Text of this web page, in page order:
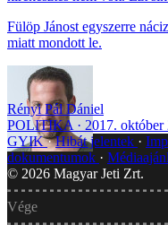
Fülöp Jánost egyszerre
miatt mondott le.
Rényi Pál Dániel
POLITIKA
2017. október
GYIK Hibát jelentek
dokumentumok
© 2026 Magyar Jeti Zrt.
Vége